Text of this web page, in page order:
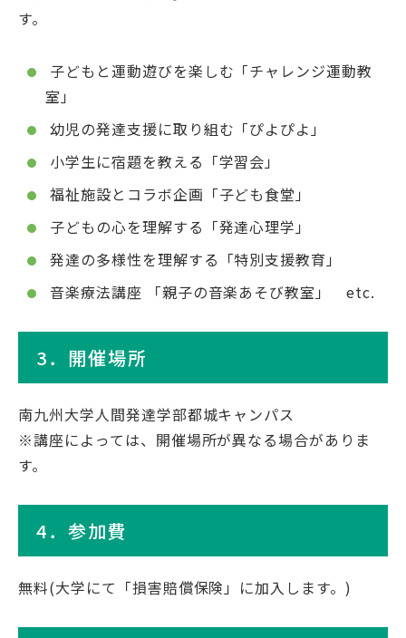
す。
子どもと運動遊びを楽しむ「チャレンジ運動教
室」
幼児の発達支援に取り組む「ぴよぴよ」
小学生に宿題を教える「学習会」
福祉施設とコラボ企画「子ども食堂」
子どもの心を理解する「発達心理学」
発達の多様性を理解する「特別支援教育」
音楽療法講座 「親子の音楽あそび教室」 etc.
3．開催場所
南九州大学人間発達学部都城キャンパス
※講座によっては、開催場所が異なる場合がありま
す。
4．参加費
無料(大学にて「損害賠償保険」に加入します。)